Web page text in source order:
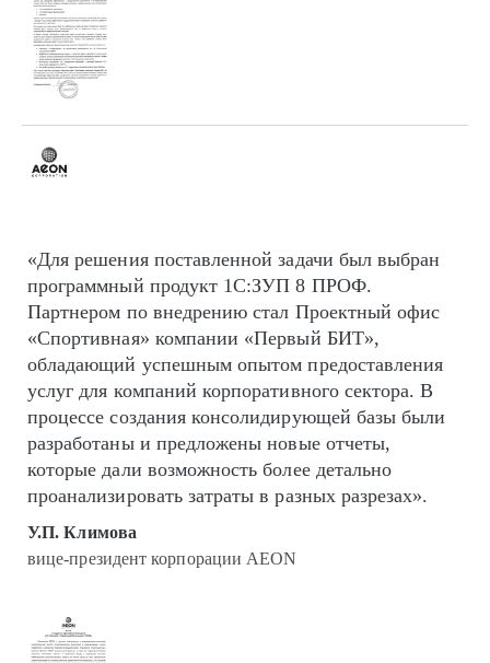
«Для решения поставленной задачи был выбран
программный продукт 1С:ЗУП 8 ПРОФ.
Партнером по внедрению стал Проектный офис
«Спортивная» компании «Первый БИТ»,
обладающий успешным опытом предоставления
услуг для компаний корпоративного сектора. В
процессе создания консолидирующей базы были
разработаны и предложены новые отчеты,
которые дали возможность более детально
проанализировать затраты в разных разрезах».
У.П. Климова
вице-президент корпорации AEON